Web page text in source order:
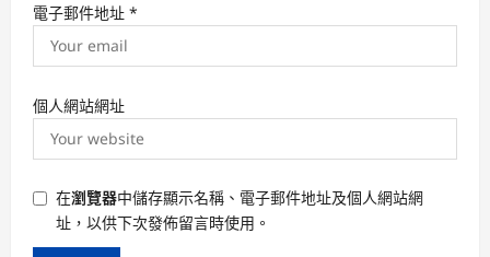
電子郵件地址 *
個人網站網址
在瀏覽器中儲存顯示名稱、電子郵件地址及個人網站網
址，以供下次發佈留言時使用。